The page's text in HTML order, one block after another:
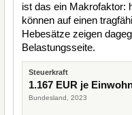
ist das ein Makrofaktor:
können auf einen
Hebesätze zeigen
Belastungsseite.
Steuerkraft
1.167 EUR je
Bundesland, 2023